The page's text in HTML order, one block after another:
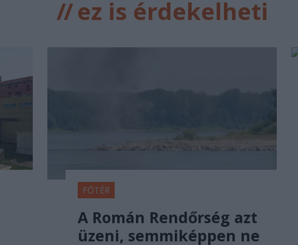
//ez is érdekelheti
FŐTÉR
A Román Rendőrség azt
üzeni, semmiképpen ne